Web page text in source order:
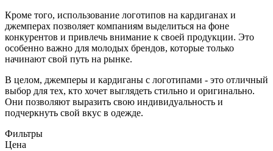
Кроме того, использование логотипов на кардиганах и
джемперах позволяет компаниям выделиться на фоне
конкурентов и привлечь внимание к своей продукции. Это
особенно важно для молодых брендов, которые только
начинают свой путь на рынке.
В целом, джемперы и кардиганы с логотипами - это отличный
выбор для тех, кто хочет выглядеть стильно и оригинально.
Они позволяют выразить свою индивидуальность и
подчеркнуть свой вкус в одежде.
Фильтры
Цена